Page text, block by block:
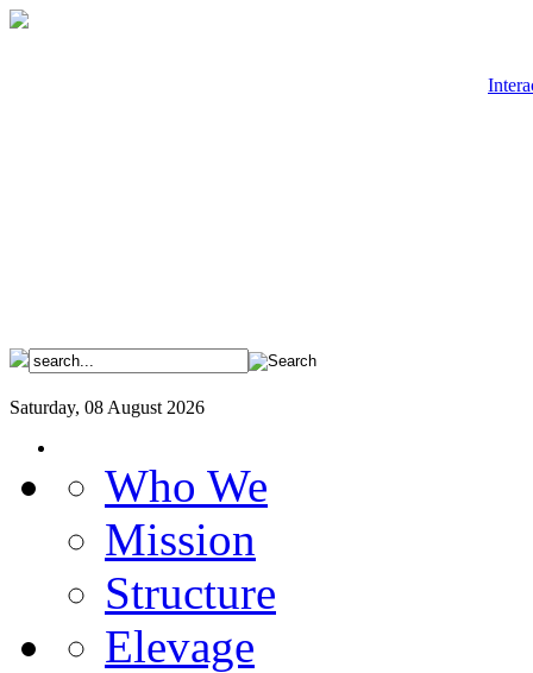
Saturday, 08 August 2026
Who We
Mission
Structure
Elevage